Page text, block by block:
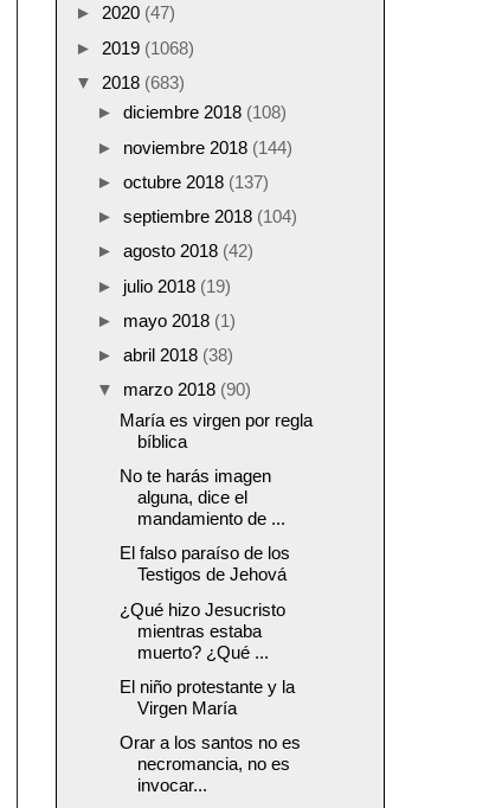
► 2020 (47)
► 2019 (1068)
▼ 2018 (683)
► diciembre 2018 (108)
► noviembre 2018 (144)
► octubre 2018 (137)
► septiembre 2018 (104)
► agosto 2018 (42)
► julio 2018 (19)
► mayo 2018 (1)
► abril 2018 (38)
▼ marzo 2018 (90)
María es virgen por regla
bíblica
No te harás imagen
alguna, dice el
mandamiento de ...
El falso paraíso de los
Testigos de Jehová
¿Qué hizo Jesucristo
mientras estaba
muerto? ¿Qué ...
El niño protestante y la
Virgen María
Orar a los santos no es
necromancia, no es
invocar...